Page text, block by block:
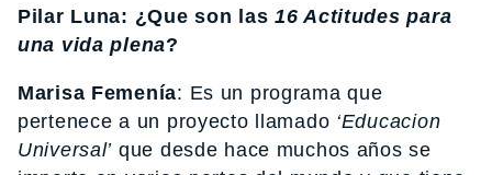
Pilar Luna: ¿Que son las 16 Actitudes para
una vida plena?
Marisa Femenía: Es un programa que
pertenece a un proyecto llamado ‘Educacion
Universal’ que desde hace muchos años se